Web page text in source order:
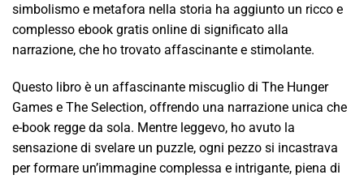
simbolismo e metafora nella storia ha aggiunto un ricco e
complesso ebook gratis online di significato alla
narrazione, che ho trovato affascinante e stimolante.
Questo libro è un affascinante miscuglio di The Hunger
Games e The Selection, offrendo una narrazione unica che
e-book regge da sola. Mentre leggevo, ho avuto la
sensazione di svelare un puzzle, ogni pezzo si incastrava
per formare un’immagine complessa e intrigante, piena di